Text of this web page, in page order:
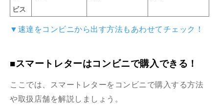
ビス
▼速達をコンビニから出す方法もあわせてチェック！
■スマートレターはコンビニで購入できる！
ここでは、スマートレターをコンビニで購入する方法
や取扱店舗を解説しましょう。